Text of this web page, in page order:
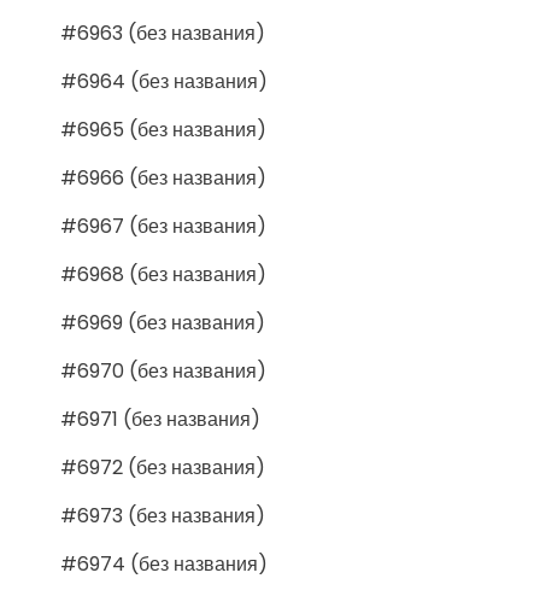
#6963 (без названия)
#6964 (без названия)
#6965 (без названия)
#6966 (без названия)
#6967 (без названия)
#6968 (без названия)
#6969 (без названия)
#6970 (без названия)
#6971 (без названия)
#6972 (без названия)
#6973 (без названия)
#6974 (без названия)